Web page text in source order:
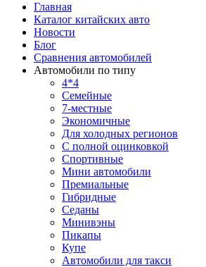
Главная
Каталог китайских авто
Новости
Блог
Сравнения автомобилей
Автомобили по типу
4*4
Семейные
7-местные
Экономичные
Для холодных регионов
С полной оцинковкой
Спортивные
Мини автомобили
Премиальные
Гибридные
Седаны
Минивэны
Пикапы
Купе
Автомобили для такси